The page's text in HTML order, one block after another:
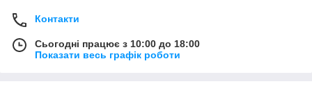
Контакти
Сьогодні працює з 10:00 до 18:00
Показати весь графік роботи